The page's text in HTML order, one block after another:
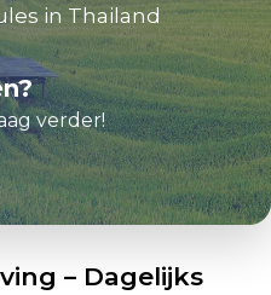
in Thailand
verder!
– Dagelijks